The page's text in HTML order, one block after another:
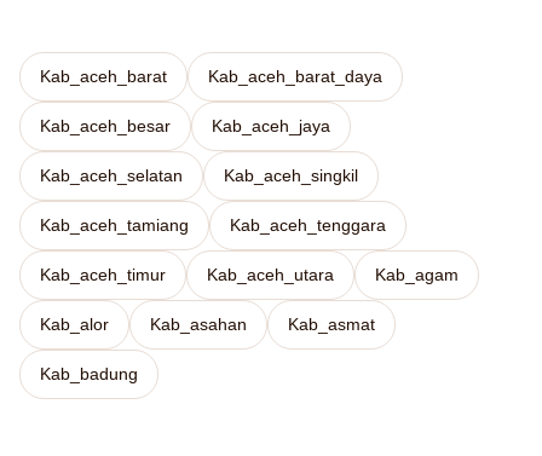
Kab_aceh_barat Kab_aceh_barat_daya
Kab_aceh_besar Kab_aceh_jaya
Kab_aceh_selatan Kab_aceh_singkil
Kab_aceh_tamiang Kab_aceh_tenggara
Kab_aceh_timur Kab_aceh_utara Kab_agam
Kab_alor Kab_asahan Kab_asmat
Kab_badung